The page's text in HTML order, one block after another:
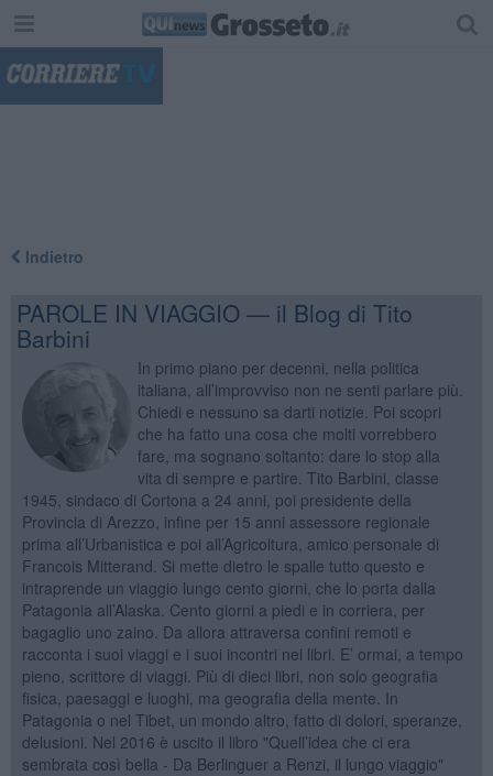
Indietro
PAROLE IN VIAGGIO — il Blog di Tito
Barbini
In primo piano per decenni, nella politica
italiana, all’improvviso non ne senti parlare più.
Chiedi e nessuno sa darti notizie. Poi scopri
che ha fatto una cosa che molti vorrebbero
fare, ma sognano soltanto: dare lo stop alla
vita di sempre e partire. Tito Barbini, classe
1945, sindaco di Cortona a 24 anni, poi presidente della
Provincia di Arezzo, infine per 15 anni assessore regionale
prima all’Urbanistica e poi all’Agricoltura, amico personale di
Francois Mitterand. Si mette dietro le spalle tutto questo e
intraprende un viaggio lungo cento giorni, che lo porta dalla
Patagonia all’Alaska. Cento giorni a piedi e in corriera, per
bagaglio uno zaino. Da allora attraversa confini remoti e
racconta i suoi viaggi e i suoi incontri nei libri. E’ ormai, a tempo
pieno, scrittore di viaggi. Più di dieci libri, non solo geografia
fisica, paesaggi e luoghi, ma geografia della mente. In
Patagonia o nel Tibet, un mondo altro, fatto di dolori, speranze,
delusioni. Nel 2016 è uscito il libro "Quell’idea che ci era
sembrata così bella - Da Berlinguer a Renzi, il lungo viaggio"